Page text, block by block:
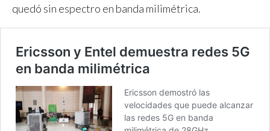
quedó sin espectro en banda milimétrica.